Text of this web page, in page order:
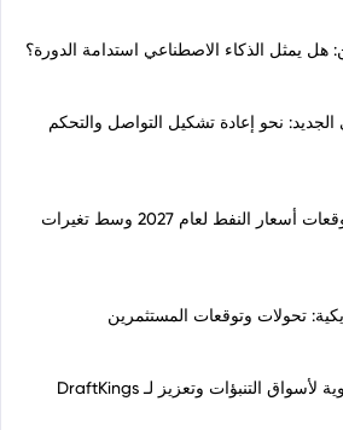
هل يمثل الذكاء الاصطناعي استدامة الدورة؟
الجديد: نحو إعادة تشكيل التواصل والتحكم
جولدمان ساكس يخفض توقعات أسعار النفط لعام 2027 وسط تغيرات
تحولات وتوقعات المستثمرين